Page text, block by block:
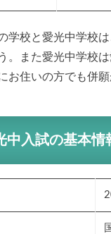
学校と愛光中学校
。また愛光中学校
お住いの方でも併願
中入試の基本情